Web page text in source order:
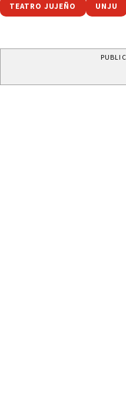
TEATRO JUJEÑO UNJU